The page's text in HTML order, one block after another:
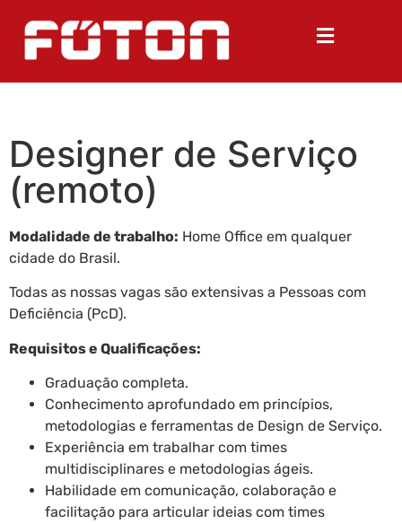
Designer de Serviço
(remoto)
Modalidade de trabalho: Home Office em qualquer
cidade do Brasil.
Todas as nossas vagas são extensivas a Pessoas com
Deficiência (PcD).
Requisitos e Qualificações:
Graduação completa.
Conhecimento aprofundado em princípios,
metodologias e ferramentas de Design de Serviço.
Experiência em trabalhar com times
multidisciplinares e metodologias ágeis.
Habilidade em comunicação, colaboração e
facilitação para articular ideias com times